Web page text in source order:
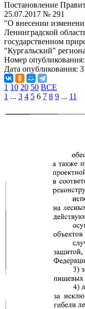
Постановление
25.07.2017 № 291
"О внесении
Ленинградской
государственном
"Кургальский"
Номер опубликования:
Дата опубликования:
1 10 20 50 ВСЕ
1 ... 3 4 5 6 7 8 9 ... 11